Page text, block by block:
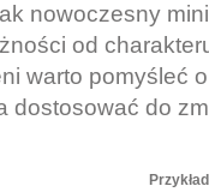
nowoczesny
od
warto pomyśleć
dostosować do